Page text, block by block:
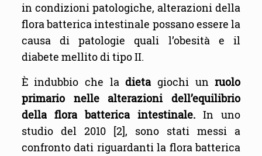
in condizioni patologiche, alterazioni della
flora batterica intestinale possano essere la
causa di patologie quali l’obesità e il
diabete mellito di tipo II.
È indubbio che ladieta giochi unruolo
primario nelle alterazioni dell’equilibrio
della flora batterica intestinale. In uno
studio del 2010 [2], sono stati messi a
confronto dati riguardanti la flora batterica